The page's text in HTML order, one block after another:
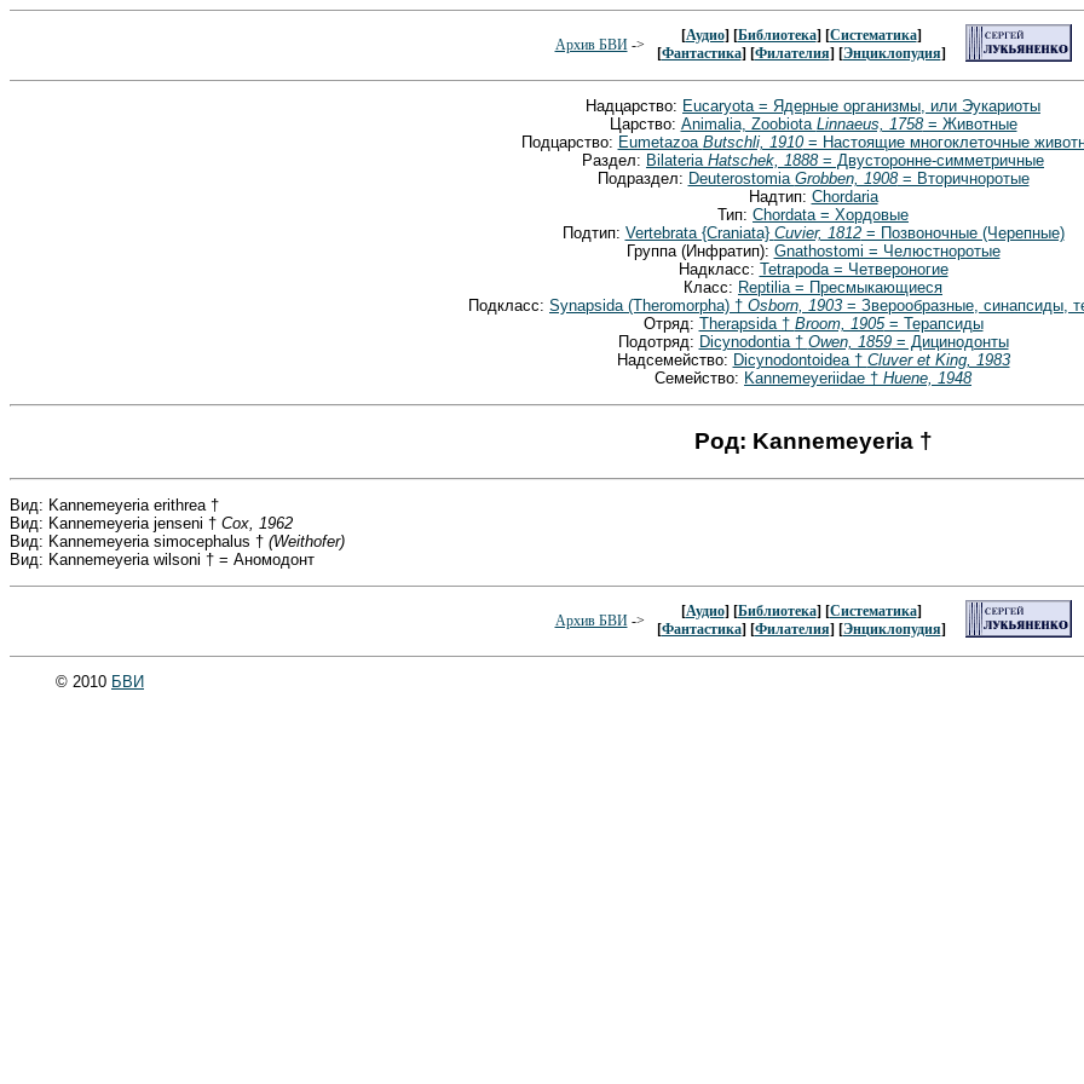
Архив БВИ->
[Аудио] [Библиотека] [Систематика]
[Фантастика] [Филателия] [Энциклопудия]
Надцарство: Eucaryota = Ядерные организмы, или Эукариоты
Царство: Animalia, Zoobiota Linnaeus, 1758= Животные
Подцарство: Eumetazoa Butschli, 1910= Настоящие многоклеточные
Раздел: Bilateria Hatschek, 1888= Двусторонне-симметричные
Подраздел: Deuterostomia Grobben, 1908= Вторичноротые
Надтип: Chordaria
Тип: Chordata = Хордовые
Подтип: Vertebrata {Craniata} Cuvier, 1812= Позвоночные (Черепные)
Группа (Инфратип): Gnathostomi = Челюстноротые
Надкласс: Tetrapoda = Четвероногие
Класс: Reptilia = Пресмыкающиеся
Подкласс: Synapsida (Theromorpha) † Osborn, 1903 = Зверообразные, синапсиды,
Отряд: Therapsida † Broom, 1905= Терапсиды
Подотряд: Dicynodontia † Owen, 1859= Дицинодонты
Надсемейство: Dicynodontoidea † Cluver et King, 1983
Семейство: Kannemeyeriidae † Huene, 1948
Род: Kannemeyeria †
Вид: Kannemeyeria erithrea †
Вид: Kannemeyeria jenseni † Cox, 1962
Вид: Kannemeyeria simocephalus † (Weithofer)
Вид: Kannemeyeria wilsoni † = Аномодонт
Архив БВИ->
[Аудио] [Библиотека] [Систематика]
[Фантастика] [Филателия] [Энциклопудия]
© 2010 БВИ